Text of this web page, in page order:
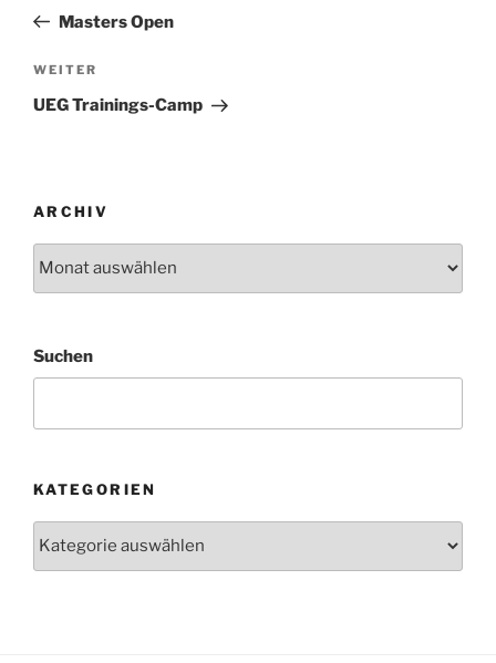
Beitrag
Masters Open
Nächster
Beitrag
WEITER
UEG Trainings-Camp
ARCHIV
Suchen
KATEGORIEN